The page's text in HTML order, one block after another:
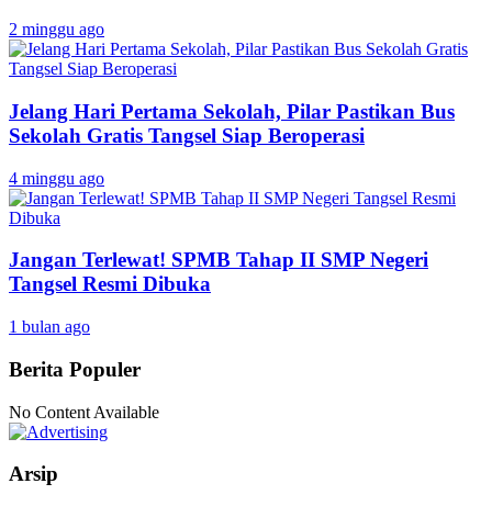
2 minggu ago
Jelang Hari Pertama Sekolah, Pilar Pastikan Bus
Sekolah Gratis Tangsel Siap Beroperasi
4 minggu ago
Jangan Terlewat! SPMB Tahap II SMP Negeri
Tangsel Resmi Dibuka
1 bulan ago
Berita Populer
No Content Available
Arsip